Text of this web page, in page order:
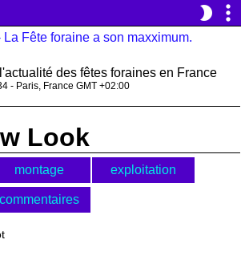
brightness_2 more_vert
des fêtes foraines en France
- Paris, France GMT +02:00
Look
montage exploitation
commentaires